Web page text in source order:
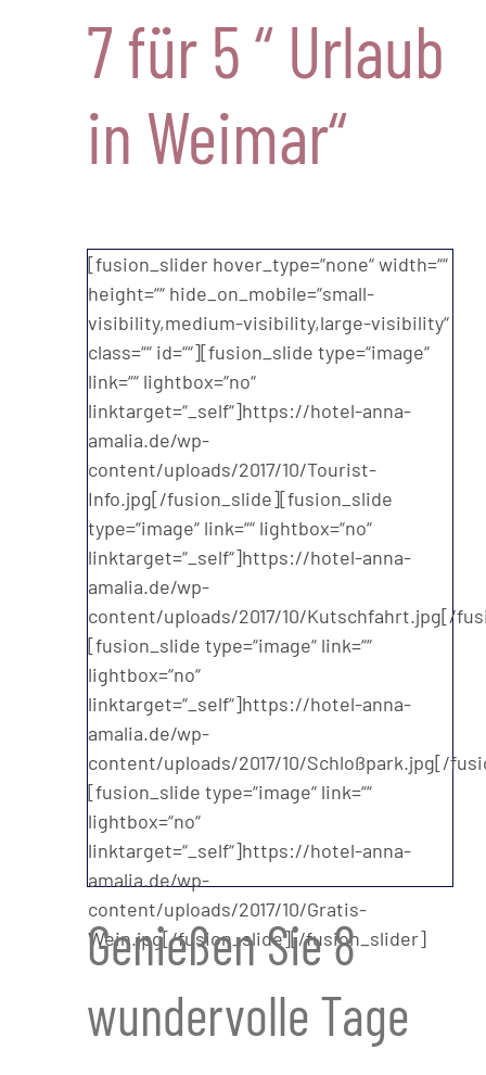
7 für 5 “ Urlaub
in Weimar“
[fusion_slider hover_type=“none“ width=““
height=““ hide_on_mobile=“small-
visibility,medium-visibility,large-visibility“
class=““ id=““][fusion_slide type=“image“
link=““ lightbox=“no“
linktarget=“_self“]https://hotel-anna-
amalia.de/wp-
content/uploads/2017/10/Tourist-
Info.jpg[/fusion_slide][fusion_slide
type=“image“ link=““ lightbox=“no“
linktarget=“_self“]https://hotel-anna-
amalia.de/wp-
content/uploads/2017/10/Kutschfahrt.jpg[/
[fusion_slide type=“image“ link=““
lightbox=“no“
linktarget=“_self“]https://hotel-anna-
amalia.de/wp-
content/uploads/2017/10/Schloßpark.jpg[/
[fusion_slide type=“image“ link=““
lightbox=“no“
linktarget=“_self“]https://hotel-anna-
amalia.de/wp-
content/uploads/2017/10/Gratis-
Wein.jpg[/fusion_slide][/fusion_slider]
Genießen Sie 8
wundervolle Tage